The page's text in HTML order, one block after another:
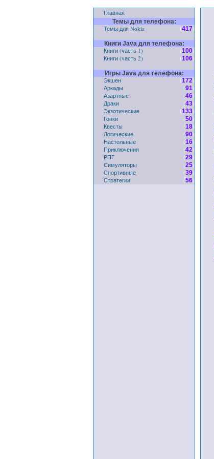
Главная
Темы для телефона:
Темы для Nokia (417)
Книги Java для телефона:
Книги (часть 1) (100)
Книги (часть 2)
(106)
Игры Java для телефона:
Экшен (172)
Аркады
(91)
Азартные
(46)
Драки
(43)
Экзотические
(133)
Гонки
(50)
Квесты
(18)
Логические
(90)
Настольные
(16)
Приключения
(42)
РПГ
(29)
Симуляторы
(25)
Спортивные
(39)
Стратегии
(56)